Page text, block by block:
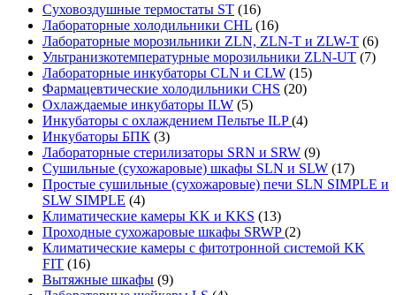
Суховоздушные термостаты ST (16)
Лабораторные холодильники CHL (16)
Лабораторные морозильники ZLN, ZLN-T и ZLW-T (6)
Ультранизкотемпературные морозильники ZLN-UT (7)
Лабораторные инкубаторы CLN и CLW (15)
Фармацевтические холодильники CHS (20)
Охлаждаемые инкубаторы ILW (5)
Инкубаторы с охлаждением Пельтье ILP(4)
Инкубаторы БПК (3)
Лабораторные стерилизаторы SRN и SRW (9)
Сушильные (сухожаровые) шкафы SLN и SLW (17)
Простые сушильные (сухожаровые) печи SLN SIMPLE и
SLW SIMPLE (4)
Климатические камеры KK и KKS (13)
Проходные сухожаровые шкафы SRWP(2)
Климатические камеры с фитотронной системой KK
FIT (16)
Вытяжные шкафы (9)